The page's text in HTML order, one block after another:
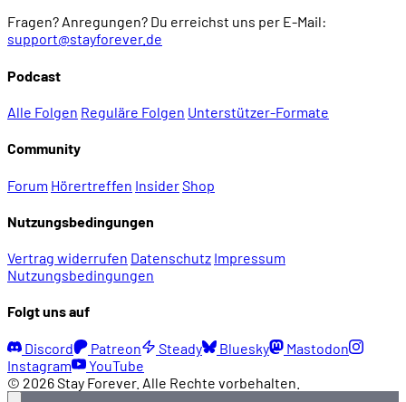
Fragen? Anregungen? Du erreichst uns per E-Mail:
support@stayforever.de
Podcast
Alle Folgen Reguläre Folgen Unterstützer-Formate
Community
Forum Hörertreffen InsiderShop
Nutzungsbedingungen
Vertrag widerrufen Datenschutz Impressum
Nutzungsbedingungen
Folgt uns auf
Discord Patreon Steady Bluesky
Mastodon
Instagram
YouTube
© 2026 Stay Forever. Alle Rechte vorbehalten.